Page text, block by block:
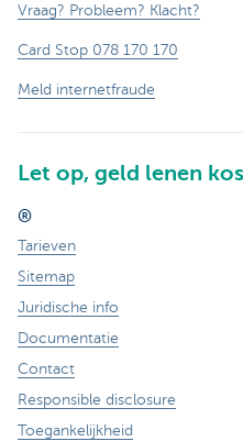
Vraag? Probleem? Klacht?
Card Stop 078 170 170
Meld internetfraude
Let op, geld lenen
®
Tarieven
Sitemap
Juridische info
Documentatie
Contact
Responsible disclosure
Toegankelijkheid